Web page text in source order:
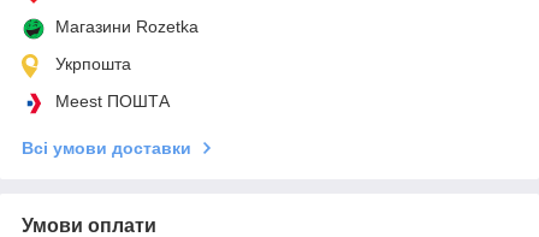
Магазини Rozetka
Укрпошта
Meest ПОШТА
Всі умови доставки
Умови оплати